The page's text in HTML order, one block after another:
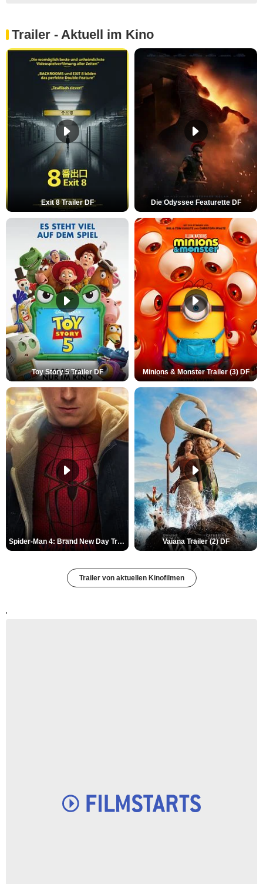
Trailer - Aktuell im Kino
Exit 8 Trailer DF Die Odyssee Featurette DF
Toy Story 5 Trailer DF Minions & Monster Trailer (3) DF
Spider-Man 4: Brand New Day Trailer (3) DF Vaiana Trailer (2) DF
Trailer von aktuellen Kinofilmen
'